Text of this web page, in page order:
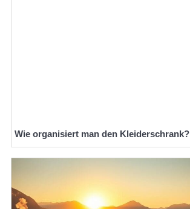
Wie organisiert man den Kleiderschrank?